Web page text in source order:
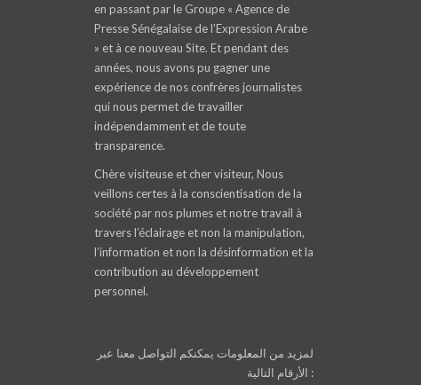
en passant par le Groupe « Agence de
Presse Sénégalaise de l’Expression Arabe
» et à ce nouveau Site. Et pendant des
années, nous avons pu gagner une
expérience de nos confrères journalistes
qui nous permet de travailler
indépendamment et de toute
transparence.
Chère visiteuse et cher visiteur, Nous
veillons certes à la conscientisation de la
société par nos plumes et notre travail à
travers l’éclairage et non la manipulation,
l’information et non la désinformation et la
contribution au développement
personnel.
لمزيد من المعلومات يمكنكم التواصل معنا عبر
الأرقام التالية :